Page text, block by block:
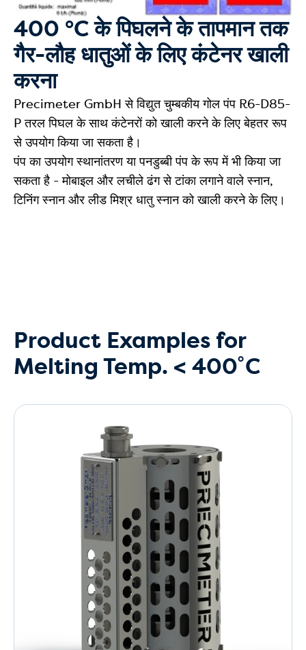
400 °C के पिघलने के तापमान तक
गैर-लौह धातुओं के लिए कंटेनर खाली
करना
Precimeter GmbH से विद्युत चुम्बकीय गोल पंप R6-D85-
P तरल पिघल के साथ कंटेनरों को खाली करने के लिए बेहतर रूप
से उपयोग किया जा सकता है।
पंप का उपयोग स्थानांतरण या पनडुब्बी पंप के रूप में भी किया जा
सकता है - मोबाइल और लचीले ढंग से टांका लगाने वाले स्नान,
टिनिंग स्नान और लीड मिश्र धातु स्नान को खाली करने के लिए।
Product Examples for
Melting Temp. < 400˚C